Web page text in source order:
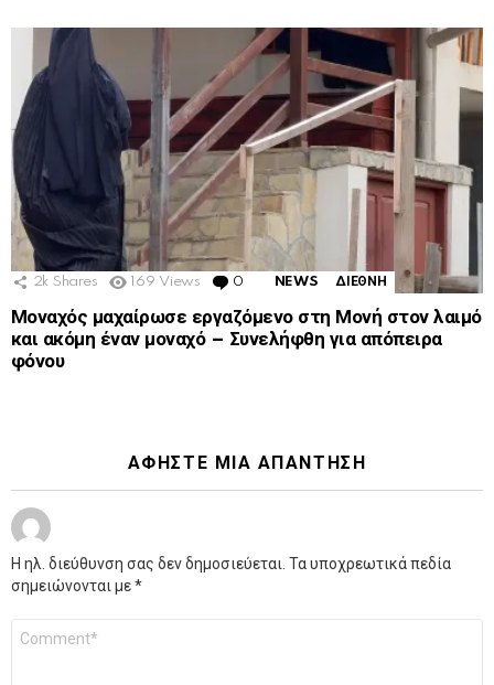
2k Shares 169 Views 0 Comments
NEWS ΔΙΕΘΝΗ
Μοναχός μαχαίρωσε εργαζόμενο στη Μονή στον λαιμό
και ακόμη έναν μοναχό – Συνελήφθη για απόπειρα
φόνου
ΑΦΉΣΤΕ ΜΙΑ ΑΠΆΝΤΗΣΗ
Η ηλ. διεύθυνση σας δεν δημοσιεύεται. Τα υποχρεωτικά πεδία
σημειώνονται με*